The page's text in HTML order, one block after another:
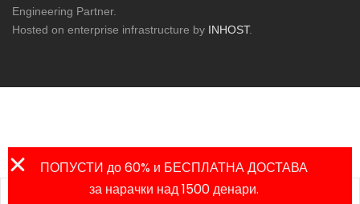
Engineering Partner.
Hosted on enterprise infrastructure by INHOST.
ПОПУСТИ до 60% и БЕСПЛАТНА ДОСТАВА
за нарачки над 1500 денари.